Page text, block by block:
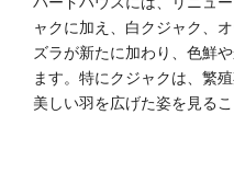
ャクに加え、白クジャク、
ズラが新たに加わり、色鮮
ます。特にクジャクは、繁
美しい羽を広げた姿を見るこ